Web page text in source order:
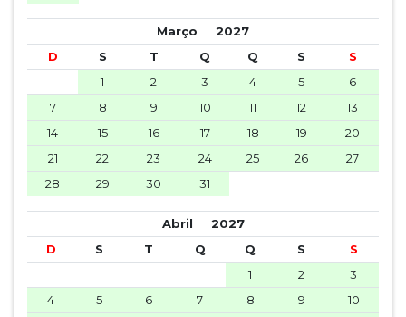
Março 2027
D
S T Q Q S
S
1
2 3 4 5
6
7
8 9 10 11 12
13
14
15 16 17 18 19
20
21
22 23 24 25 26
27
28
29 30 31
Abril 2027
D
S T Q Q S
S
1
2
3
4
5 6 7 8 9
10